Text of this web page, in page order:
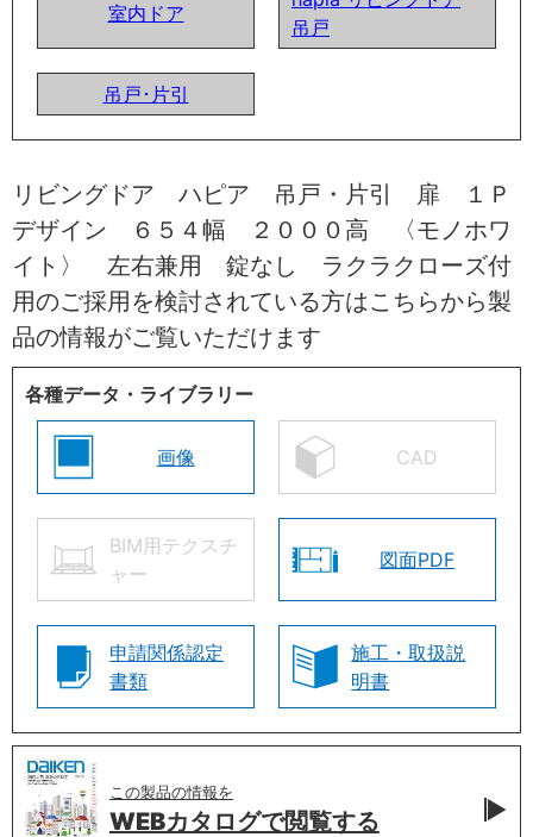
室内ドア
吊戸
吊戸･片引
リビングドア ハピア 吊戸・片引 扉 １Ｐ
デザイン ６５４幅 ２０００高 〈モノホワ
イト〉 左右兼用 錠なし ラクラクローズ付
用のご採用を検討されている方はこちらから製
品の情報がご覧いただけます
各種データ・ライブラリー
画像 CAD
BIM用テクスチ
ャー
図面PDF
申請関係認定
書類
施工・取扱説
明書
この製品の情報を
WEBカタログで閲覧する